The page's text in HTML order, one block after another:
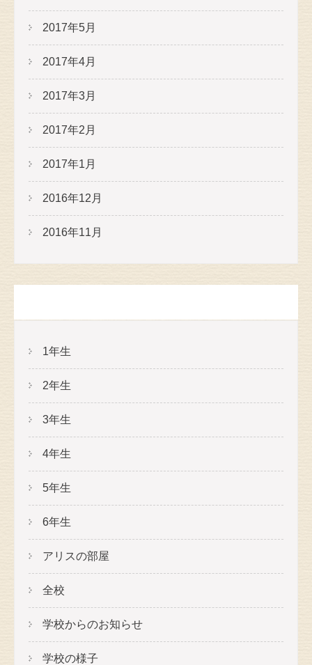
2017年5月
2017年4月
2017年3月
2017年2月
2017年1月
2016年12月
2016年11月
1年生
2年生
3年生
4年生
5年生
6年生
アリスの部屋
全校
学校からのお知らせ
学校の様子